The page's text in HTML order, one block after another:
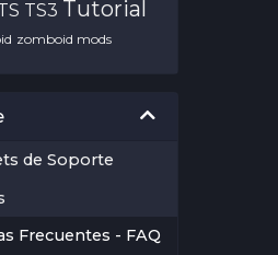
TS3 Tutorial
zomboid mods
de Soporte
Frecuentes - FAQ